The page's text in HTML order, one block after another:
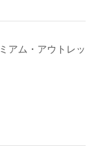
アム・アウトレッ